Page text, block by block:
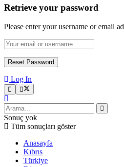
Retrieve your password
Please enter your username or email
Log In
Sonuç yok
Tüm sonuçları göster
Anasayfa
Kıbrıs
Türkiye